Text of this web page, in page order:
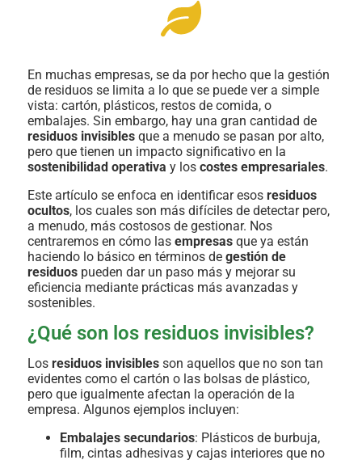
En muchas empresas, se da por hecho que la gestión
de residuos se limita a lo que se puede ver a simple
vista: cartón, plásticos, restos de comida, o
embalajes. Sin embargo, hay una gran cantidad de
residuos invisibles que a menudo se pasan por alto,
pero que tienen un impacto significativo en la
sostenibilidad operativa y los costes empresariales.
Este artículo se enfoca en identificar esos residuos
ocultos, los cuales son más difíciles de detectar pero,
a menudo, más costosos de gestionar. Nos
centraremos en cómo las empresas que ya están
haciendo lo básico en términos de gestión de
residuos pueden dar un paso más y mejorar su
eficiencia mediante prácticas más avanzadas y
sostenibles.
¿Qué son los residuos invisibles?
Los residuos invisibles son aquellos que no son tan
evidentes como el cartón o las bolsas de plástico,
pero que igualmente afectan la operación de la
empresa. Algunos ejemplos incluyen:
Embalajes secundarios: Plásticos de burbuja,
film, cintas adhesivas y cajas interiores que no